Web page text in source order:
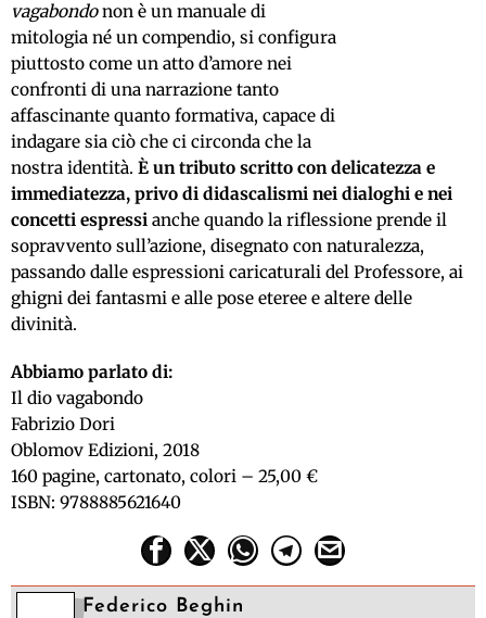
vagabondonon è un manuale di
mitologia né un compendio, si configura
piuttosto come un atto d’amore nei
confronti di una narrazione tanto
affascinante quanto formativa, capace di
indagare sia ciò che ci circonda che la
nostra identità. È un tributo scritto con delicatezza e
immediatezza, privo di didascalismi nei dialoghi e nei
concetti espressi anche quando la riflessione prende il
sopravvento sull’azione, disegnato con naturalezza,
passando dalle espressioni caricaturali del Professore, ai
ghigni dei fantasmi e alle pose eteree e altere delle
divinità.
Abbiamo parlato di:
Il dio vagabondo
Fabrizio Dori
Oblomov Edizioni, 2018
160 pagine, cartonato, colori – 25,00 €
ISBN: 9788885621640
Federico Beghin